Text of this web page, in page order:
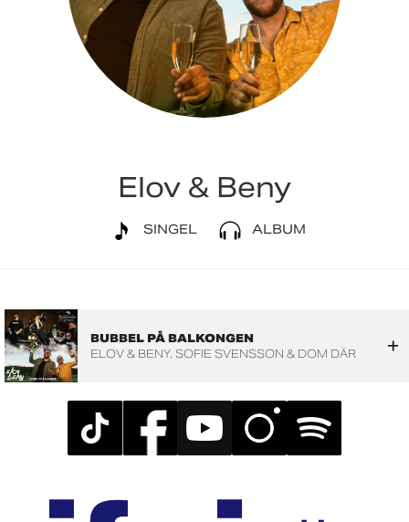
Elov & Beny
SINGEL ALBUM
BUBBEL PÅ BALKONGEN
ELOV & BENY SOFIE SVENSSON & DOM DÄR